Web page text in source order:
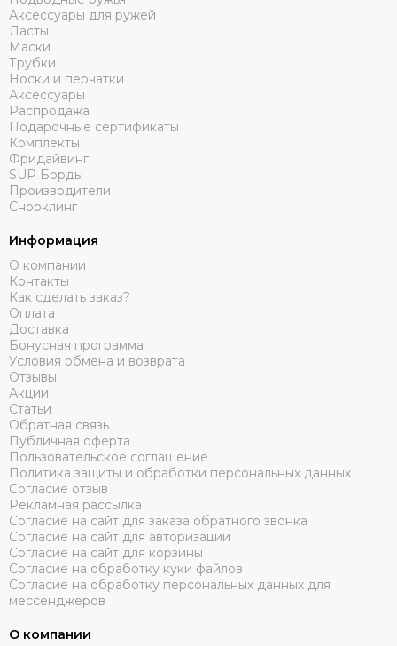
Аксессуары для ружей
Ласты
Маски
Трубки
Носки и перчатки
Аксессуары
Распродажа
Подарочные сертификаты
Комплекты
Фридайвинг
SUP Борды
Производители
Снорклинг
Информация
О компании
Контакты
Как сделать заказ?
Оплата
Доставка
Бонусная программа
Условия обмена и возврата
Отзывы
Акции
Статьи
Обратная связь
Публичная оферта
Пользовательское соглашение
Политика защиты и обработки персональных данных
Согласие отзыв
Рекламная рассылка
Согласие на сайт для заказа обратного звонка
Согласие на сайт для авторизации
Согласие на сайт для корзины
Согласие на обработку куки файлов
Согласие на обработку персональных данных для
мессенджеров
О компании